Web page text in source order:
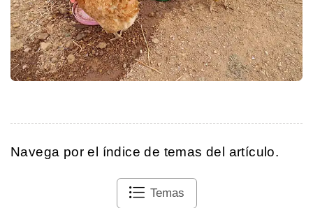
Navega por el índice de temas del artículo.
Temas